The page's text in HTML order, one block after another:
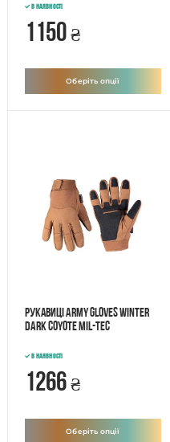
В наявності
1150 ₴
Оберіть опції
Рукавиці ARMY GLOVES WINTER
DARK COYOTE Mil-Tec
В наявності
1266 ₴
Оберіть опції